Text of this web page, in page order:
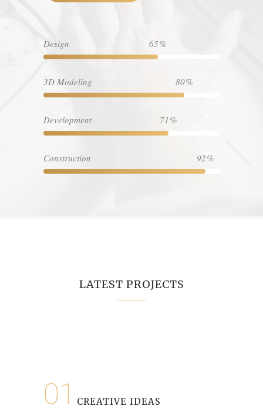
Design 65
3D Modeling 80
Development 71
Construction 92
LATEST PROJECTS
01 CREATIVE IDEAS